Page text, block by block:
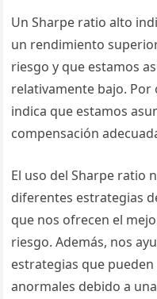
Un Sharpe ratio alto
un rendimiento
riesgo y que estamos
relativamente bajo.
indica que estamos
compensación
El uso del Sharpe ratio
diferentes estrategias
que nos ofrecen el
riesgo. Además, nos
estrategias que
anormales debido a